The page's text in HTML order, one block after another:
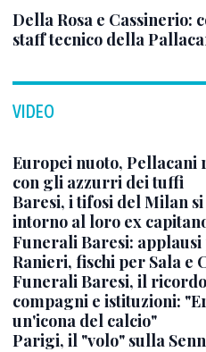
Della Rosa e Cassinerio:
staff tecnico della
VIDEO
Europei nuoto,
con gli azzurri dei tuffi
Baresi, i tifosi del Milan
intorno al loro ex
Funerali Baresi:
Ranieri, fischi per Sala e
Funerali Baresi, il
compagni e istituzioni:
un'icona del calcio"
Parigi, il "volo" sulla